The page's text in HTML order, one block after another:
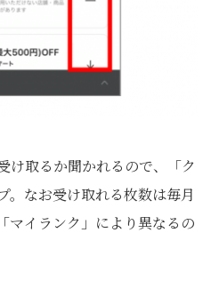
け取るか聞かれるので、「ク
。なお受け取れる枚数は毎月
マイランク」により異なるの